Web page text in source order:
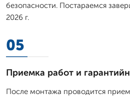
безопасности. Постараемся
2026 г.
05
Приемка работ и
После монтажа проводится